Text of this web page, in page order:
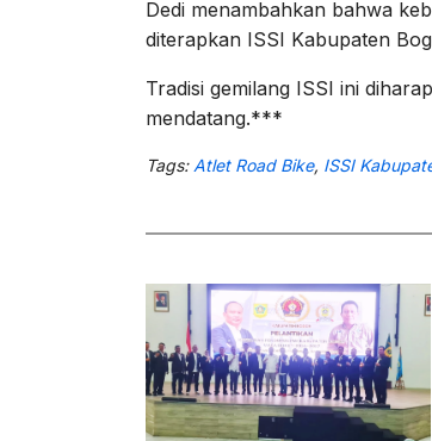
Dedi menambahkan bahwa
diterapkan ISSI Kabupaten
Tradisi gemilang ISSI ini
mendatang.***
Tags: Atlet Road Bike, ISSI